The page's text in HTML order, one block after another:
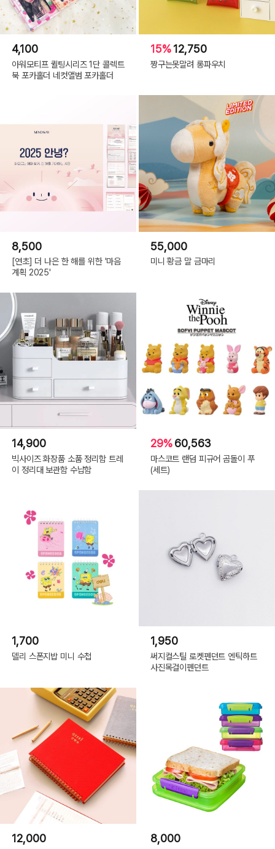
4,100
아워모티프 퀼팅시리즈 1단 콜렉트
북 포카홀더 네컷앨범 포카홀더
15%12,750
짱구는못말려 롱파우치
8,500
[연초] 더 나은 한 해를 위한 '마음
계획 2025'
55,000
미니 황금 말 금마리
14,900
빅사이즈 화장품 소품 정리함 트레
이 정리대 보관함 수납함
29%60,563
마스코트 랜덤 피규어 곰돌이 푸
(세트)
1,700
델리 스폰지밥 미니 수첩
1,950
써지컬스틸 로켓펜던트 엔틱하트
사진목걸이펜던트
12,000 8,000